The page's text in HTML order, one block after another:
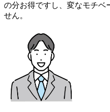
の分お得ですし、変なモチベ
せん。